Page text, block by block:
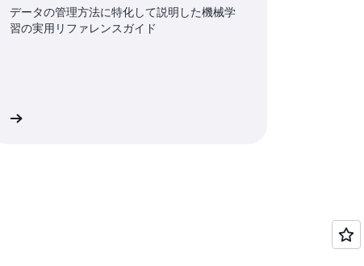
データの管理方法に特化して説明した機械学
習の実用リファレンスガイド